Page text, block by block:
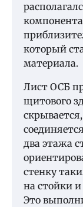
который
материала.
Лист ОСБ
щитового
два этажа
стенку
на стойки
Это